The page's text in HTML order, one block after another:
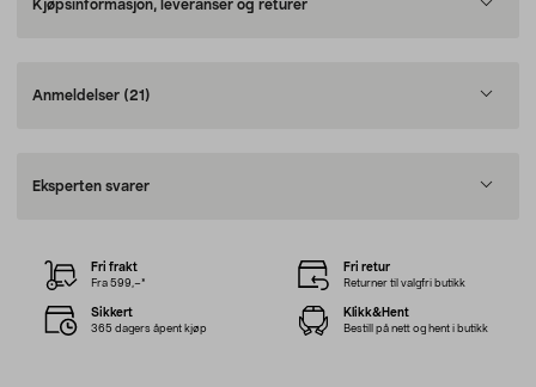
Kjøpsinformasjon, leveranser og returer
Anmeldelser (21)
Eksperten svarer
Fri frakt
Fra 599,–*
Fri retur
Returner til valgfri butikk
Sikkert
365 dagers åpent kjøp
Klikk&Hent
Bestill på nett og hent i butikk